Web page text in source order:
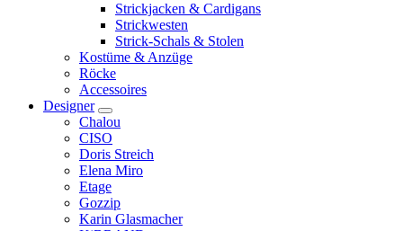
Strickjacken & Cardigans
Strickwesten
Strick-Schals & Stolen
Kostüme & Anzüge
Röcke
Accessoires
Designer
Chalou
CISO
Doris Streich
Elena Miro
Etage
Gozzip
Karin Glasmacher